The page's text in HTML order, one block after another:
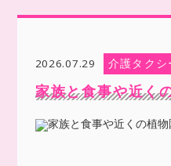
2026.07.29 介護タクシ
家族と食事や近く